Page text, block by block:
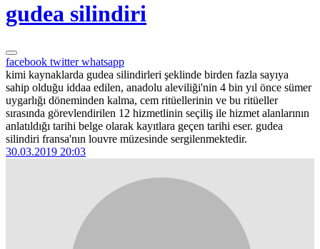
gudea silindiri
facebook twitterwhatsapp
kimi kaynaklarda gudea silindirleri şeklinde birden fazla sayıya
sahip olduğu iddaa edilen, anadolu aleviliği'nin 4 bin yıl önce sümer
uygarlığı döneminden kalma, cem ritüellerinin ve bu ritüeller
sırasında görevlendirilen 12 hizmetlinin seçiliş ile hizmet alanlarının
anlatıldığı tarihi belge olarak kayıtlara geçen tarihi eser. gudea
silindiri fransa'nın louvre müzesinde sergilenmektedir.
30.03.2019 20:03